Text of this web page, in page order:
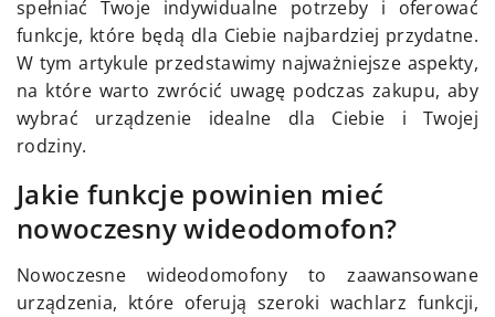
spełniać Twoje indywidualne potrzeby i oferować
funkcje, które będą dla Ciebie najbardziej przydatne.
W tym artykule przedstawimy najważniejsze aspekty,
na które warto zwrócić uwagę podczas zakupu, aby
wybrać urządzenie idealne dla Ciebie i Twojej
rodziny.
Jakie funkcje powinien mieć
nowoczesny wideodomofon?
Nowoczesne wideodomofony to zaawansowane
urządzenia, które oferują szeroki wachlarz funkcji,